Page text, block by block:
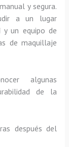
y segura.
a un lugar
y un equipo de
de maquillaje
algunas
de la
después del